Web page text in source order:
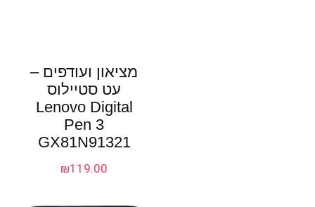
מציאון ועודפים –
עט סטיילוס
Lenovo Digital
Pen 3
GX81N91321
₪119.00